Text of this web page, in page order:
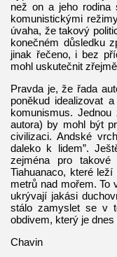
než on a jeho rodina
komunistickými
úvaha, že takový
konečném důsledku
jinak řečeno, i bez
mohl uskutečnit
Pravda je, že řada
poněkud idealizovat
komunismus.
autora) by mohl být
civilizaci. Andské
daleko k lidem”.
zejména pro takové
Tiahuanaco, které
metrů nad mořem. To
ukrývají jakási
stálo zamyslet se v
obdivem, který je
Chavin